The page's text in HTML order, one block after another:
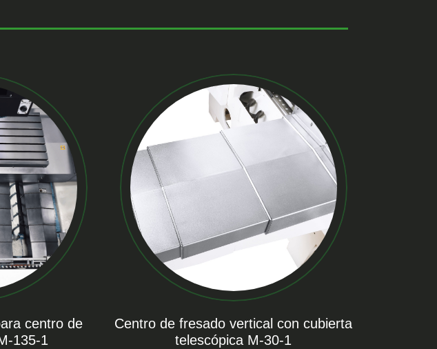
centro de
135-1
Centro de fresado vertical con cubierta
telescópica M-30-1